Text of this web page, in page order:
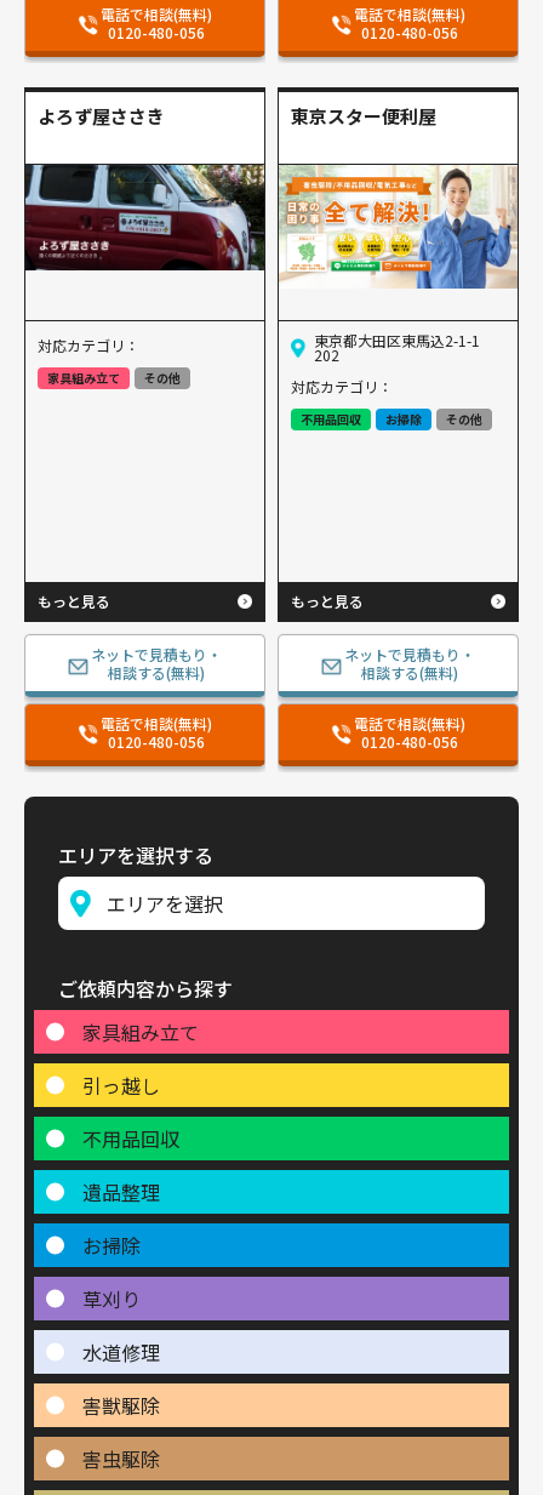
電話で相談(無料)
0120-480-056
電話で相談(無料)
0120-480-056
よろず屋ささき
対応カテゴリ：
家具組み立て その他
もっと見る
ネットで見積もり・
相談する(無料)
電話で相談(無料)
0120-480-056
東京スター便利屋
東京都大田区東馬込2-1-1
202
対応カテゴリ：
不用品回収 お掃除 その他
もっと見る
ネットで見積もり・
相談する(無料)
電話で相談(無料)
0120-480-056
エリアを選択する
ご依頼内容から探す
家具組み立て
引っ越し
不用品回収
遺品整理
お掃除
草刈り
水道修理
害獣駆除
害虫駆除